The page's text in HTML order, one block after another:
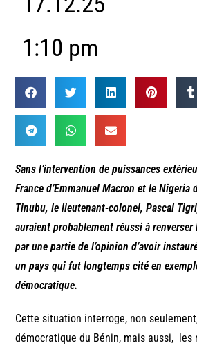
1:10 pm
Sans l’intervention de puissances
France d’Emmanuel Macron et le Nigeria
Tinubu, le lieutenant-colonel, Pascal
auraient probablement réussi à renverser
par une partie de l’opinion d’avoir
un pays qui fut longtemps cité en
démocratique.
Cette situation interroge, non
démocratique du Bénin, mais aussi,